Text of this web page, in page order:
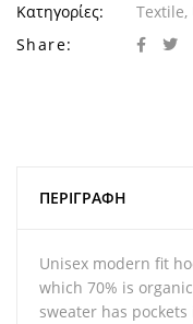
Κατηγορίες:
Textile,
Share:
ΠΕΡΙΓΡΑΦΉ
Unisex modern fit
which 70% is
sweater has